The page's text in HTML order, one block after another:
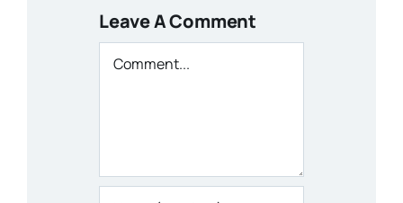
Leave A Comment
Comment